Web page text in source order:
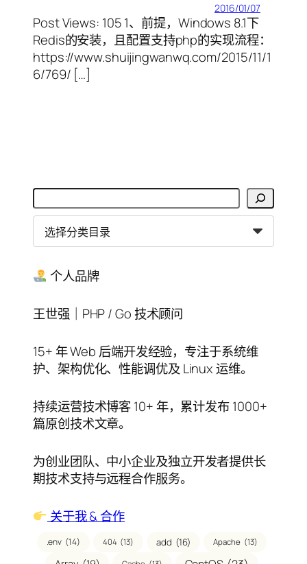
2016/01/07
Post Views: 105 1、前提，Windows 8.1下
Redis的安装，且配置支持php的实现流程：
https://www.shuijingwanwq.com/2015/11/1
6/769/ […]
搜
索
分
录 个人品牌
王世强｜PHP / Go 技术顾问
15+ 年 Web 后端开发经验，专注于系统维
护、架构优化、性能调优及 Linux 运维。
持续运营技术博客 10+ 年，累计发布 1000+
篇原创技术文章。
为创业团队、中小企业及独立开发者提供长
期技术支持与远程合作服务。
关于我 & 合作
.env (14) 404 (13) add (16) Apache (13)